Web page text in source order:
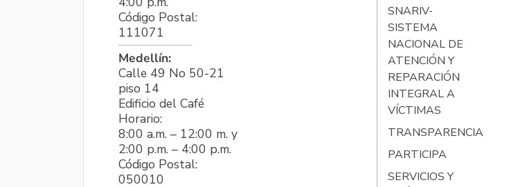
Código Postal:
111071
Medellín:
Calle 49 No 50-21
piso 14
Edificio del Café
Horario:
8:00 a.m. – 12:00 m. y
2:00 p.m. – 4:00 p.m.
Código Postal:
050010
SNARIV-
SISTEMA
NACIONAL DE
ATENCIÓN Y
REPARACIÓN
INTEGRAL A
VÍCTIMAS
TRANSPARENCIA
PARTICIPA
SERVICIOS Y